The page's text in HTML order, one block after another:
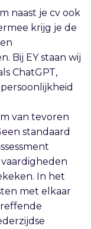
naast je cv ook
krijg je de
Bij EY staan wij
ChatGPT,
van tevoren
standaard
In het
met elkaar